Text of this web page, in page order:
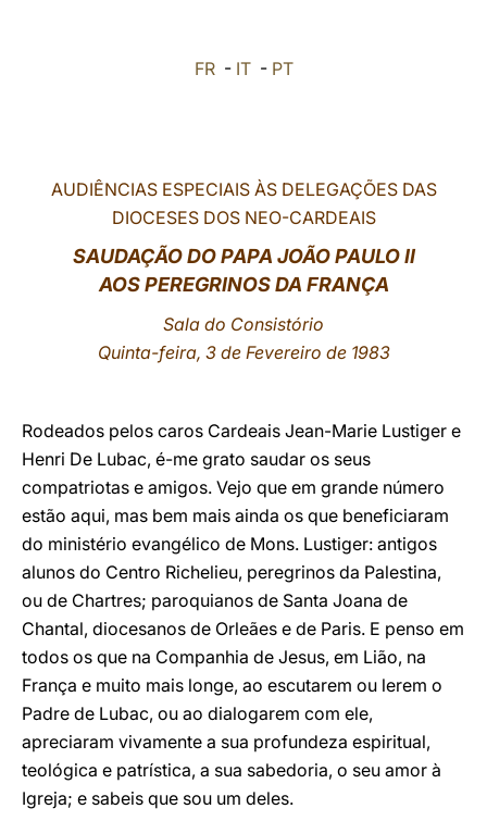
FR- IT- PT
AUDIÊNCIAS ESPECIAIS ÀS DELEGAÇÕES DAS
DIOCESES DOS NEO-CARDEAIS
SAUDAÇÃO DO PAPA JOÃO PAULO II
AOS PEREGRINOS DA FRANÇA
Sala do Consistório
Quinta-feira, 3 de Fevereiro de 1983
Rodeados pelos caros Cardeais Jean-Marie Lustiger e
Henri De Lubac, é-me grato saudar os seus
compatriotas e amigos. Vejo que em grande número
estão aqui, mas bem mais ainda os que beneficiaram
do ministério evangélico de Mons. Lustiger: antigos
alunos do Centro Richelieu, peregrinos da Palestina,
ou de Chartres; paroquianos de Santa Joana de
Chantal, diocesanos de Orleães e de Paris. E penso em
todos os que na Companhia de Jesus, em Lião, na
França e muito mais longe, ao escutarem ou lerem o
Padre de Lubac, ou ao dialogarem com ele,
apreciaram vivamente a sua profundeza espiritual,
teológica e patrística, a sua sabedoria, o seu amor à
Igreja; e sabeis que sou um deles.